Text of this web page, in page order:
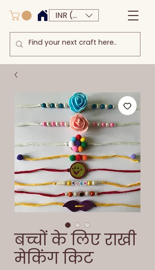
INR (₹)
बच्चों के लिए राखी
मेकिंग किट